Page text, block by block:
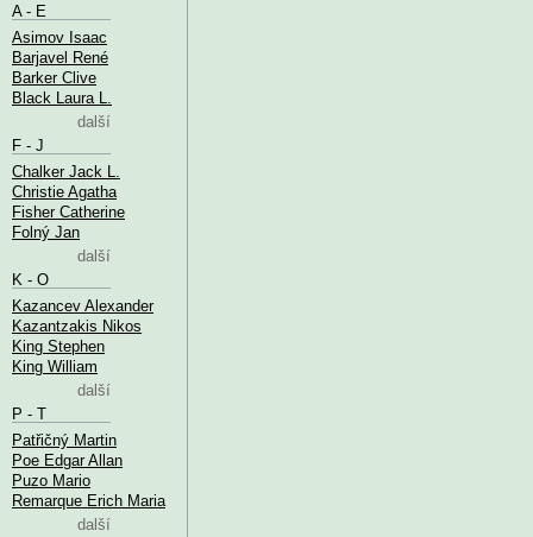
A - E
Asimov Isaac
Barjavel René
Barker Clive
Black Laura L.
další
F - J
Chalker Jack L.
Christie Agatha
Fisher Catherine
Folný Jan
další
K - O
Kazancev Alexander
Kazantzakis Nikos
King Stephen
King William
další
P - T
Patřičný Martin
Poe Edgar Allan
Puzo Mario
Remarque Erich Maria
další